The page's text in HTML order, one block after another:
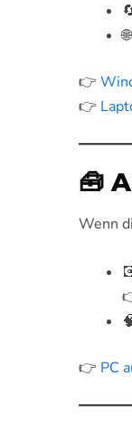
🌐
👉
👉
🧰
Wenn
👉 PC